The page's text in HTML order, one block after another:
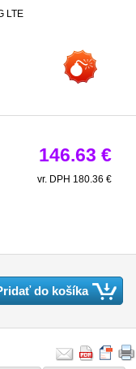
LTE
146.63 €
vr. DPH 180.36 €
do košíka